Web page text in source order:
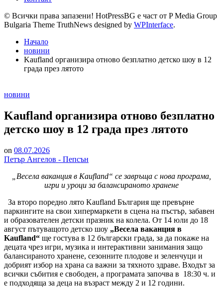
© Всички права запазени! HotPressBG е част от P Media Group
Bulgaria Theme TruthNews designed by WPInterface.
Начало
новини
Kaufland организира отново безплатно детско шоу в 12
града през лятото
Posted
новини
Kaufland организира отново безплатно
детско шоу в 12 града през лятото
on 08.07.2026
Петър Ангелов - Пепсън
„Весела ваканция в Kaufland“ се завръща с нова програма,
игри и уроци за балансираното хранене
За второ поредно лято Kaufland България ще превърне
паркингите на свои хипермаркети в сцена на пъстър, забавен
и образователен детски празник на колела. От 14 юли до 18
август пътуващото детско шоу „Весела ваканция в
Kaufland“ ще гостува в 12 български града, за да покаже на
децата чрез игри, музика и интерактивни занимания защо
балансираното хранене, сезонните плодове и зеленчуци и
добрият избор на храна са важни за тяхното здраве. Входът за
всички събития е свободен, а програмата започва в 18:30 ч. и
е подходяща за деца на възраст между 2 и 12 години.